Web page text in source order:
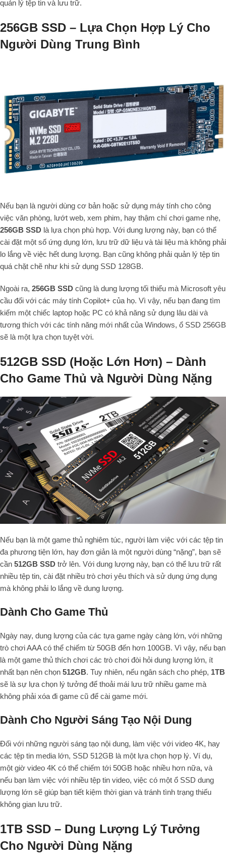
quản lý tệp tin và lưu trữ.
256GB SSD – Lựa Chọn Hợp Lý Cho
Người Dùng Trung Bình
Nếu bạn là người dùng cơ bản hoặc sử dụng máy tính cho công
việc văn phòng, lướt web, xem phim, hay thậm chí chơi game nhẹ,
256GB SSD là lựa chọn phù hợp. Với dung lượng này, bạn có thể
cài đặt một số ứng dụng lớn, lưu trữ dữ liệu và tài liệu mà không phải
lo lắng về việc hết dung lượng. Bạn cũng không phải quản lý tệp tin
quá chặt chẽ như khi sử dụng SSD 128GB.
Ngoài ra, 256GB SSD cũng là dung lượng tối thiểu mà Microsoft yêu
cầu đối với các máy tính Copilot+ của họ. Vì vậy, nếu bạn đang tìm
kiếm một chiếc laptop hoặc PC có khả năng sử dụng lâu dài và
tương thích với các tính năng mới nhất của Windows, ổ SSD 256GB
sẽ là một lựa chọn tuyệt vời.
512GB SSD (Hoặc Lớn Hơn) – Dành
Cho Game Thủ và Người Dùng Nặng
Nếu bạn là một game thủ nghiêm túc, người làm việc với các tệp tin
đa phương tiện lớn, hay đơn giản là một người dùng “nặng”, bạn sẽ
cần 512GB SSD trở lên. Với dung lượng này, bạn có thể lưu trữ rất
nhiều tệp tin, cài đặt nhiều trò chơi yêu thích và sử dụng ứng dụng
mà không phải lo lắng về dung lượng.
Dành Cho Game Thủ
Ngày nay, dung lượng của các tựa game ngày càng lớn, với những
trò chơi AAA có thể chiếm từ 50GB đến hơn 100GB. Vì vậy, nếu bạn
là một game thủ thích chơi các trò chơi đòi hỏi dung lượng lớn, ít
nhất bạn nên chọn 512GB. Tuy nhiên, nếu ngân sách cho phép, 1TB
sẽ là sự lựa chọn lý tưởng để thoải mái lưu trữ nhiều game mà
không phải xóa đi game cũ để cài game mới.
Dành Cho Người Sáng Tạo Nội Dung
Đối với những người sáng tạo nội dung, làm việc với video 4K, hay
các tệp tin media lớn, SSD 512GB là một lựa chọn hợp lý. Ví dụ,
một giờ video 4K có thể chiếm tới 50GB hoặc nhiều hơn nữa, và
nếu bạn làm việc với nhiều tệp tin video, việc có một ổ SSD dung
lượng lớn sẽ giúp bạn tiết kiệm thời gian và tránh tình trạng thiếu
không gian lưu trữ.
1TB SSD – Dung Lượng Lý Tưởng
Cho Người Dùng Nặng